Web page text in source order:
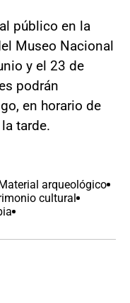
público en la
Museo Nacional
y el 23 de
podrán
en horario de
tarde.
arqueológico
cultural